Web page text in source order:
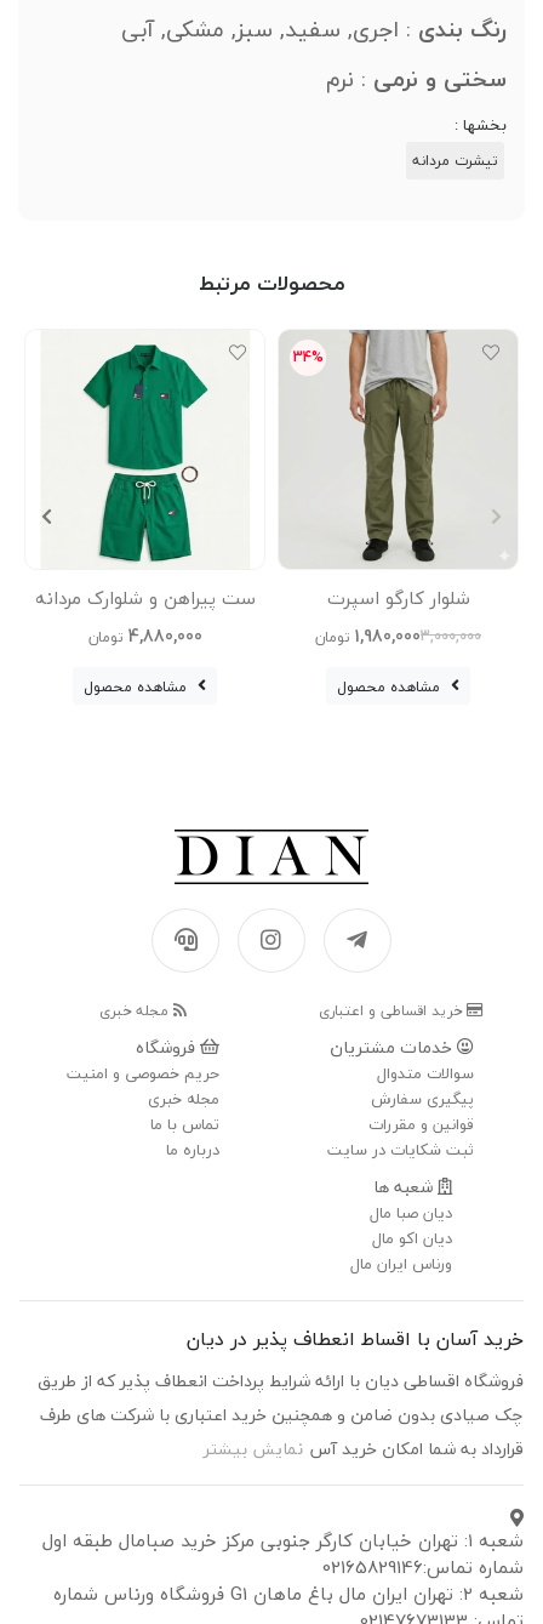
رنگ بندی : اجری, سفید, سبز, مشکی, آبی
سختی و نرمی : نرم
بخشها :
تیشرت مردانه
محصولات مرتبط
34%
شلوار کارگو اسپرت
3,000,000
1,980,000 تومان
مشاهده محصول
ست پیراهن و شلوارک مردانه
4,880,000 تومان
مشاهده محصول
خرید اقساطی و اعتباری مجله خبری
خدمات مشتریان
سوالات متدوال
پیگیری سفارش
قوانین و مقررات
ثبت شکایات در سایت
فروشگاه
حریم خصوصی و امنیت
مجله خبری
تماس با ما
درباره ما
شعبه ها
دیان صبا مال
دیان اکو مال
ورناس ایران مال
خرید آسان با اقساط انعطاف پذیر در دیان
فروشگاه اقساطی دیان با ارائه شرایط پرداخت انعطاف پذیر که از طریق
چک صیادی بدون ضامن و همچنین خرید اعتباری با شرکت های طرف
قرارداد به شما امکان خرید آس نمایش بیشتر
شعبه ۱: تهران خیابان کارگر جنوبی مرکز خرید صبامال طبقه اول
شماره تماس:02165829146
شعبه ۲: تهران ایران مال باغ ماهان G1 فروشگاه ورناس شماره